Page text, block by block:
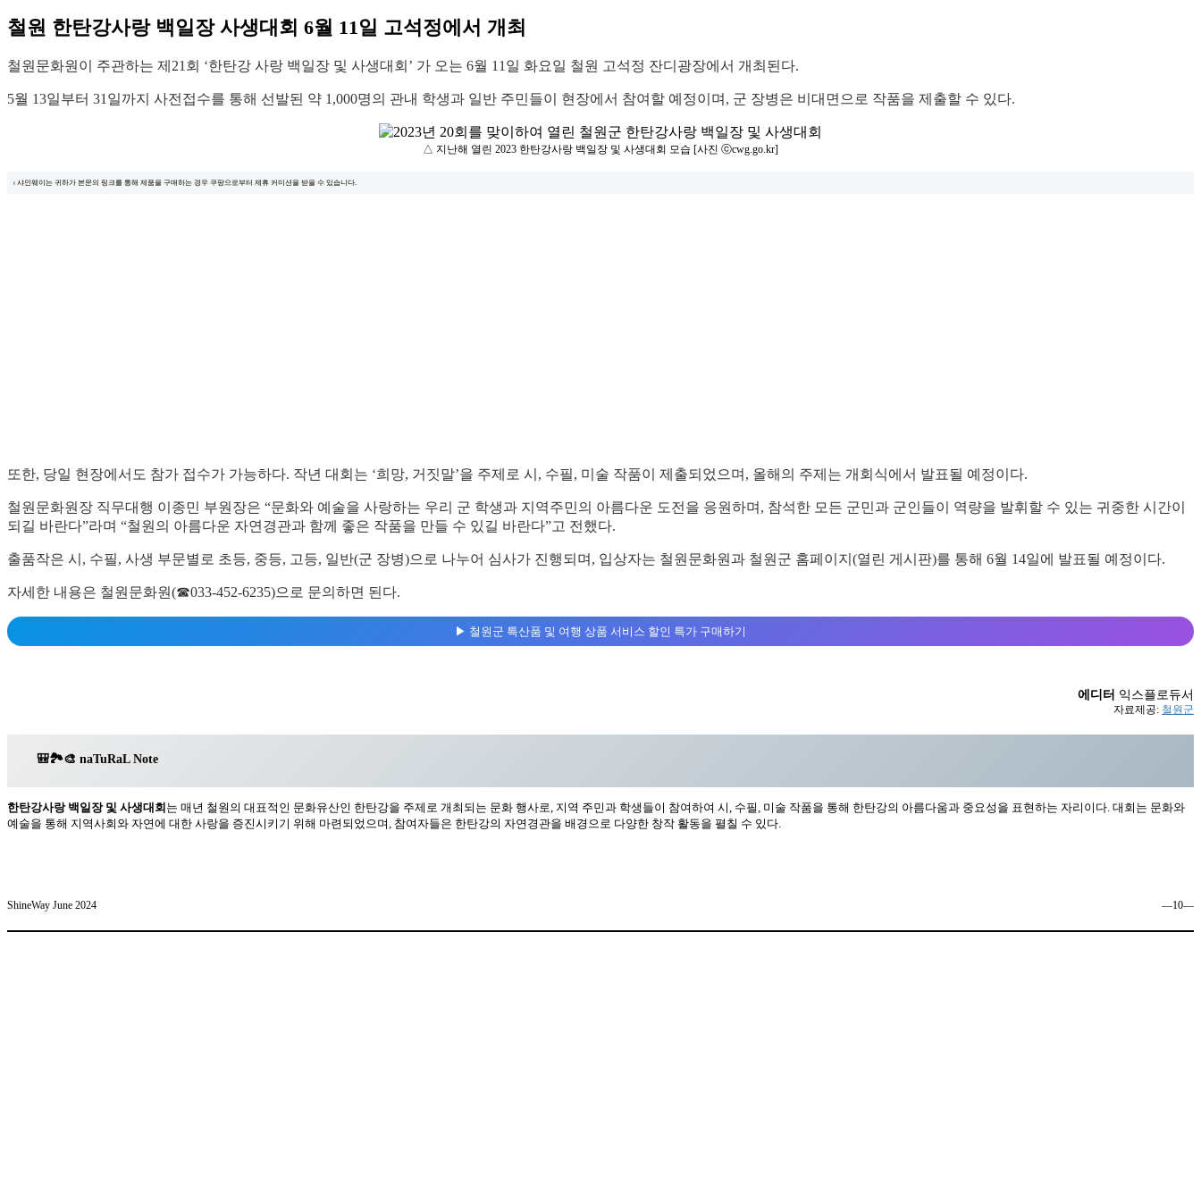
철원 한탄강사랑 백일장 사생대회 6월 11일 고석정에서 개최
철원문화원이 주관하는 제21회 ‘한탄강 사랑 백일장 및 사생대회’ 가 오는 6월 11일 화요일 철원 고석정 잔디광장에서 개최된다.
5월 13일부터 31일까지 사전접수를 통해 선발된 약 1,000명의 관내 학생과 일반 주민들이 현장에서 참여할 예정이며, 군 장병은 비대면으로 작품을 제출할 수 있다.
△ 지난해 열린 2023 한탄강사랑 백일장 및 사생대회 모습 [사진 ⓒcwg.go.kr]
⏐ 샤인웨이는 귀하가 본문의 링크를 통해 제품을 구매하는 경우 쿠팡으로부터 제휴 커미션을 받을 수 있습니다.
또한, 당일 현장에서도 참가 접수가 가능하다. 작년 대회는 ‘희망, 거짓말’을 주제로 시, 수필, 미술 작품이 제출되었으며, 올해의 주제는 개회식에서 발표될 예정이다.
철원문화원장 직무대행 이종민 부원장은 “문화와 예술을 사랑하는 우리 군 학생과 지역주민의 아름다운 도전을 응원하며, 참석한 모든 군민과 군인들이 역량을 발휘할 수 있는 귀중한 시간이
되길 바란다”라며 “철원의 아름다운 자연경관과 함께 좋은 작품을 만들 수 있길 바란다”고 전했다.
출품작은 시, 수필, 사생 부문별로 초등, 중등, 고등, 일반(군 장병)으로 나누어 심사가 진행되며, 입상자는 철원문화원과 철원군 홈페이지(열린 게시판)를 통해 6월 14일에 발표될 예정이다.
자세한 내용은 철원문화원(☎033-452-6235)으로 문의하면 된다.
▶︎ 철원군 특산품 및 여행 상품 서비스 할인 특가 구매하기
에디터 익스플로듀서
자료제공: 철원군
🎒🏞️🎨 naTuRaLNote
한탄강사랑 백일장 및 사생대회 는 매년 철원의 대표적인 문화유산인 한탄강을 주제로 개최되는 문화 행사로, 지역 주민과 학생들이 참여하여 시, 수필, 미술 작품을 통해 한탄강의 아름다움과 중요성을 표현하는 자리이다. 대회는 문화와
예술을 통해 지역사회와 자연에 대한 사랑을 증진시키기 위해 마련되었으며, 참여자들은 한탄강의 자연경관을 배경으로 다양한 창작 활동을 펼칠 수 있다.
ShineWay June 2024 ―10―